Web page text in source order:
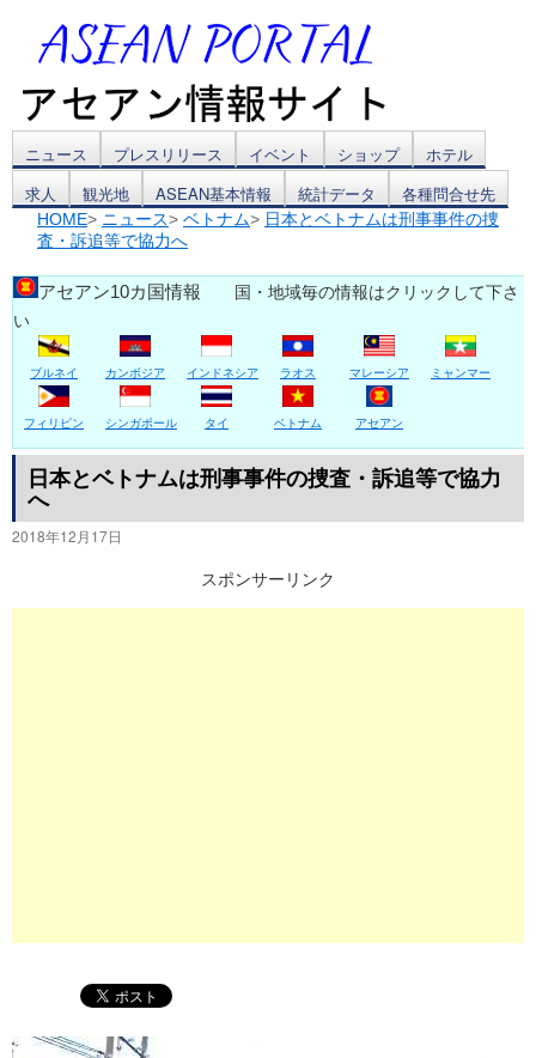
コ
ン
テ
ン
ツ
へ
ス
キ
ニュース プレスリリース イベント ショップ
ホテル
求人
観光地 ASEAN基本情報 統計データ 各種問合せ先
HOME> ニュース> ベトナム> 日本とベトナムは刑事事件の捜
査・訴追等で協力へ
アセアン10カ国情報 国・地域毎の情報はクリックして下さ
い
ブルネイ カンボジア インドネシア ラオス マレーシア ミャンマー
フィリピン シンガポール タイ ベトナム アセアン
日本とベトナムは刑事事件の捜査・訴追等で協力
へ
2018年12月17日
スポンサーリンク